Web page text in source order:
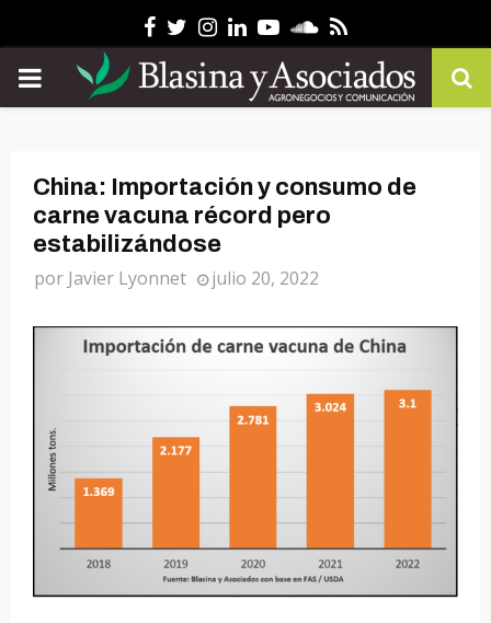
Facebook
Twitter
Instagram
Linkedin
YoutubeSoundcloud
Rss
PRIMARY
China: Importación y consumo de
carne vacuna récord pero
estabilizándose
por Javier Lyonnet julio 20, 2022